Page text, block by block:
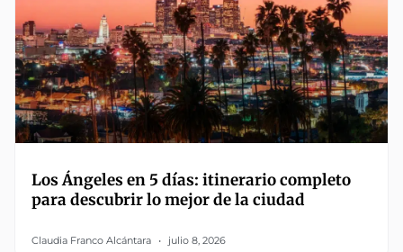
Los Ángeles en 5 días: itinerario completo
para descubrir lo mejor de la ciudad
Claudia Franco Alcántara julio 8, 2026